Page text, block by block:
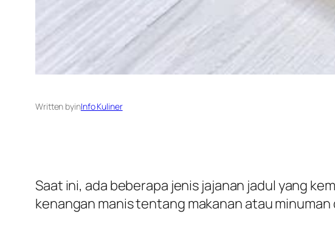
Written byinInfo Kuliner
Saat ini, ada beberapa jenis jajanan jadul yang
kenangan manis tentang makanan atau minuman